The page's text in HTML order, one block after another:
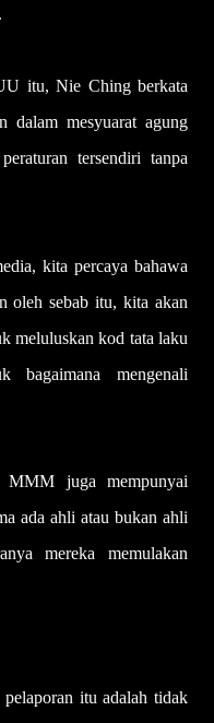
itu, Nie Ching berkata
dalam mesyuarat agung
tersendiri tanpa
kita percaya bahawa
oleh sebab itu, kita akan
meluluskan kod tata laku
bagaimana mengenali
MMM juga mempunyai
ada ahli atau bukan ahli
mereka memulakan
itu adalah tidak